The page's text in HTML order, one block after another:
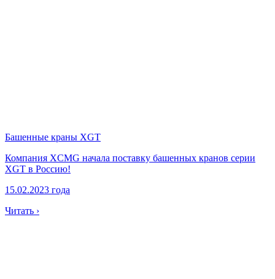
Башенные краны XGT
Компания XCMG начала поставку башенных кранов серии
XGT в Россию!
15.02.2023 года
Читать ›